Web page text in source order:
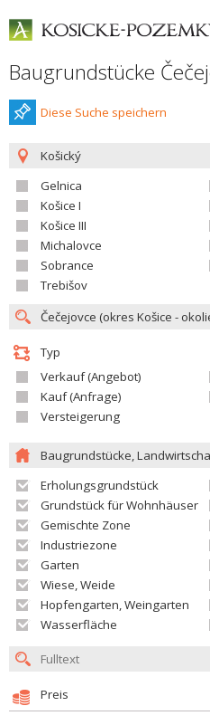
Baugrundstücke
Diese Suche speichern
Košický
Gelnica
Košice I
Košice III
Michalovce
Sobrance
Trebišov
Typ
Verkauf (Angebot)
Kauf (Anfrage)
Versteigerung
Baugrundstücke,
Erholungsgrundstück
Grundstück für Wohnhäuser
Gemischte Zone
Industriezone
Garten
Wiese, Weide
Hopfengarten, Weingarten
Wasserfläche
Preis